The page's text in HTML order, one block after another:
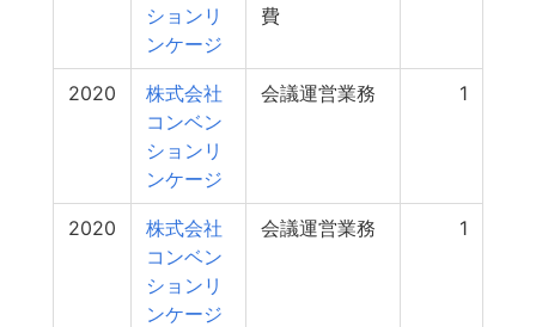
ションリ
ンケージ
費
2020
株式会社
コンベン
ションリ
ンケージ
会議運営業務 1
2020
株式会社
コンベン
ションリ
ンケージ
会議運営業務 1